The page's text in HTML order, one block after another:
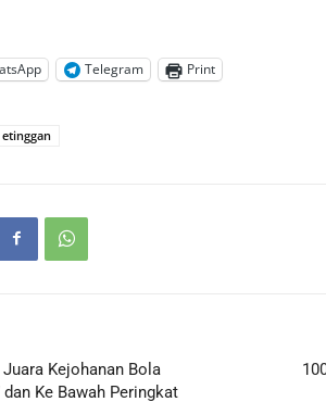
Telegram Print
Kejohanan Bola
Ke Bawah Peringkat